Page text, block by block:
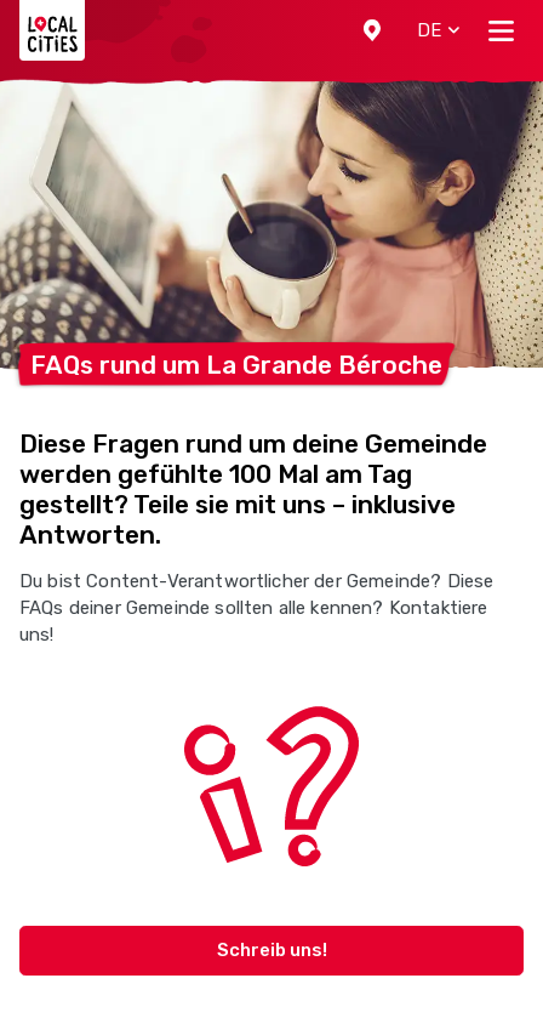
DE
FAQs rund um La Grande Béroche
Diese Fragen rund um deine Gemeinde
werden gefühlte 100 Mal am Tag
gestellt? Teile sie mit uns – inklusive
Antworten.
Du bist Content-Verantwortlicher der Gemeinde? Diese
FAQs deiner Gemeinde sollten alle kennen? Kontaktiere
uns!
Schreib uns!